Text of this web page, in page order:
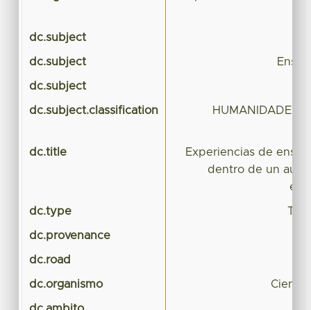
dc.subject
dc.subject
dc.subject
dc.subject.classification HUMANIDADES
dc.title
Experiencias de
dentro de un aula
dc.type
dc.provenance
dc.road
dc.organismo